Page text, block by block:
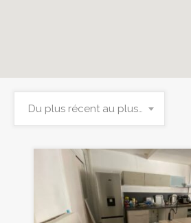
Du plus récent au plus ancien